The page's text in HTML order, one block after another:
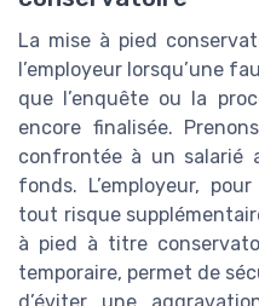
La mise à pied
l’employeur lorsqu’une
que l’enquête ou la
encore finalisée.
confrontée à un salarié
fonds. L’employeur,
tout risque
à pied à titre
temporaire, permet de